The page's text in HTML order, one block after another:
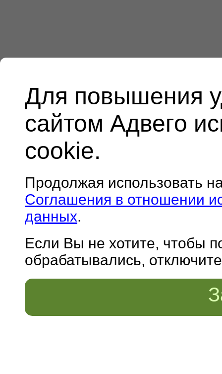
Для повышения
сайтом Адвего
cookie.
Продолжая использовать
Соглашения в отношении
данных.
Если Вы не хотите, чтобы
обрабатывались,